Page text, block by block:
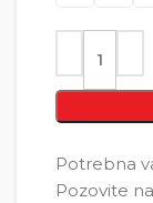
Potrebna
Pozovite